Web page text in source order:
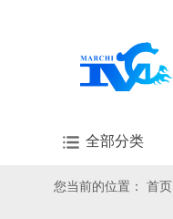
全部分类
您当前的位置： 首页